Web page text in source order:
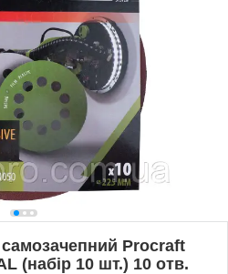
Procraft
(набір 10 шт.) 10 отв.